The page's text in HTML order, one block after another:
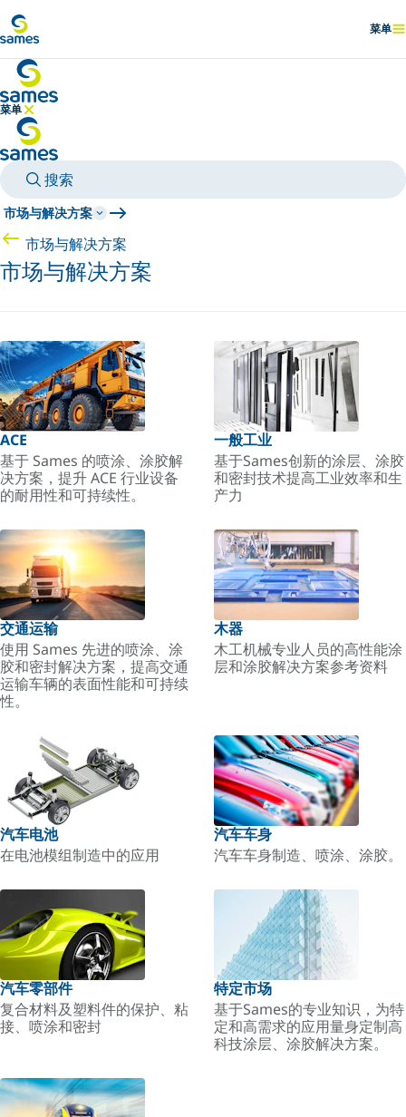
显示
菜单
菜单
隐藏菜单
搜索
市场与解决方案
市场与解决方案
市场与解决方案
ACE
基于 Sames 的喷涂、涂胶解
决方案，提升 ACE 行业设备
的耐用性和可持续性。
一般工业
基于Sames创新的涂层、涂胶
和密封技术提高工业效率和生
产力
交通运输
使用 Sames 先进的喷涂、涂
胶和密封解决方案，提高交通
运输车辆的表面性能和可持续
性。
木器
木工机械专业人员的高性能涂
层和涂胶解决方案参考资料
汽车电池
在电池模组制造中的应用
汽车车身
汽车车身制造、喷涂、涂胶。
汽车零部件
复合材料及塑料件的保护、粘
接、喷涂和密封
特定市场
基于Sames的专业知识，为特
定和高需求的应用量身定制高
科技涂层、涂胶解决方案。